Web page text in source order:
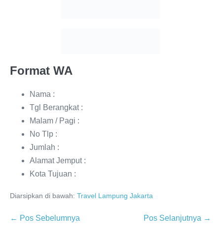
Format WA
Nama :
Tgl Berangkat :
Malam / Pagi :
No Tlp :
Jumlah :
Alamat Jemput :
Kota Tujuan :
Diarsipkan di bawah: Travel Lampung Jakarta
← Pos Sebelumnya Pos Selanjutnya →